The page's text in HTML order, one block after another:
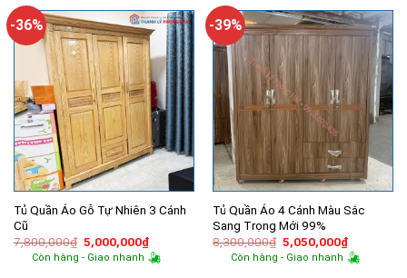
5,000,000₫.
-36%
Tủ Quần Áo Gỗ Tự Nhiên 3 Cánh
Cũ
7,800,000₫ Giá
gốc
là:
5,000,000₫Giá
hiện
tại
Còn hàng - Giao nhanh
-39%
Tủ Quần Áo 4 Cánh Màu Sắc
Sang Trọng Mới 99%
8,300,000₫ Giá
gốc
là:
5,050,000₫Giá
hiện
tại
Còn hàng - Giao nhanh